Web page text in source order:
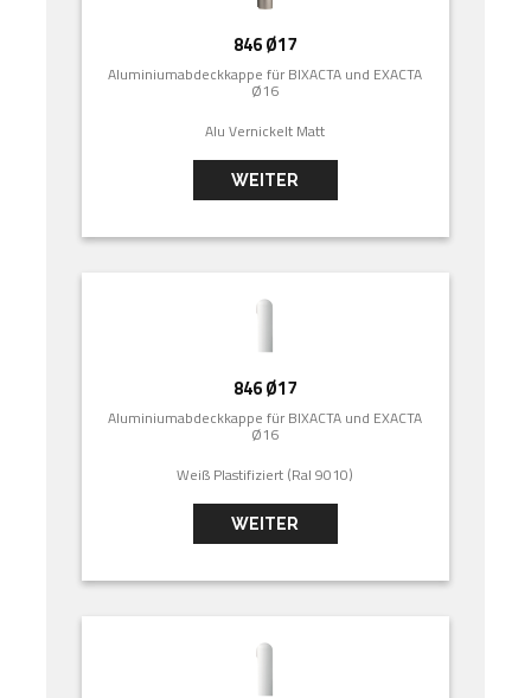
846 Ø17
Aluminiumabdeckkappe für BIXACTA und EXACTA
Ø16
Alu Vernickelt Matt
WEITER
846 Ø17
Aluminiumabdeckkappe für BIXACTA und EXACTA
Ø16
Weiß Plastifiziert (Ral 9010)
WEITER